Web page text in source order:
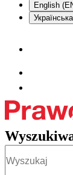
English